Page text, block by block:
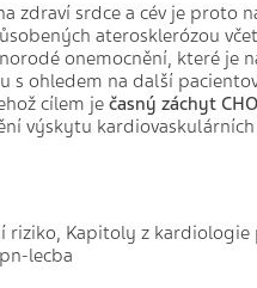
zdraví srdce a cév je proto
aterosklerózou
onemocnění, které je
ohledem na další
cílem je časný záchyt
výskytu
riziko, Kapitoly z
lecba